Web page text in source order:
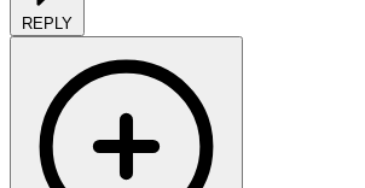
REPLY